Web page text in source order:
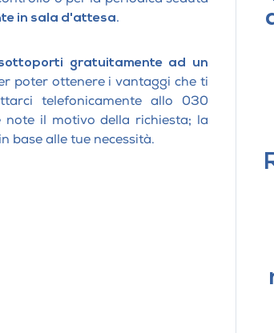
in sala d'attesa.
gratuitamente ad un
poter ottenere i vantaggi che ti
telefonicamente allo 030
note il motivo della richiesta; la
base alle tue necessità.